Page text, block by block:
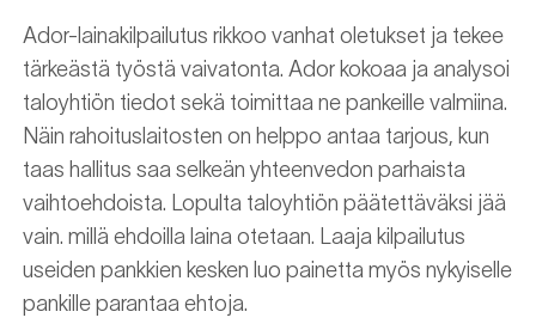
Ador-lainakilpailutus rikkoo vanhat oletukset ja tekee
tärkeästä työstä vaivatonta. Ador kokoaa ja analysoi
taloyhtiön tiedot sekä toimittaa ne pankeille valmiina.
Näin rahoituslaitosten on helppo antaa tarjous, kun
taas hallitus saa selkeän yhteenvedon parhaista
vaihtoehdoista. Lopulta taloyhtiön päätettäväksi jää
vain. millä ehdoilla laina otetaan. Laaja kilpailutus
useiden pankkien kesken luo painetta myös nykyiselle
pankille parantaa ehtoja.